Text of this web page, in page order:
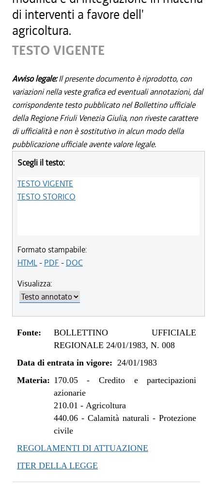
di interventi a favore dell'
agricoltura.
TESTO VIGENTE
Avviso legale:Il presente documento è riprodotto, con
variazioni nella veste grafica ed eventuali annotazioni, dal
corrispondente testo pubblicato nel Bollettino ufficiale
della Regione Friuli Venezia Giulia, non riveste carattere
di ufficialità e non è sostitutivo in alcun modo della
pubblicazione ufficiale avente valore legale.
Scegli il testo:
TESTO VIGENTE
TESTO STORICO
Formato stampabile:
HTML- PDF - DOC
Visualizza:
Fonte:
BOLLETTINO UFFICIALE
REGIONALE 24/01/1983, N. 008
Data di entrata in vigore: 24/01/1983
Materia: 170.05-Credito e partecipazioni
azionarie
210.01 - Agricoltura
440.06- Calamità naturali - Protezione
civile
REGOLAMENTI DI ATTUAZIONE
ITER DELLA LEGGE